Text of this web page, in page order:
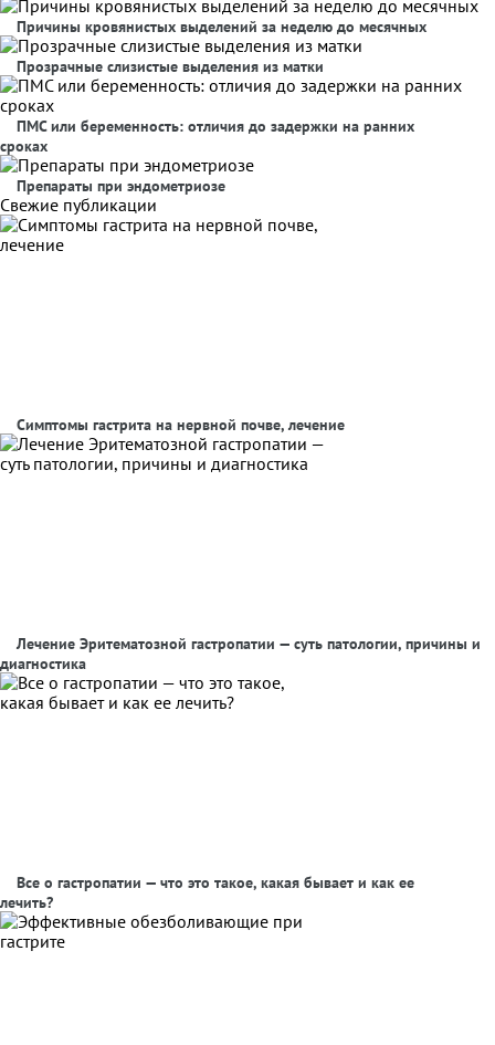
Причины кровянистых выделений за неделю до месячных
Прозрачные слизистые выделения из матки
ПМС или беременность: отличия до задержки на ранних
сроках
Препараты при эндометриозе
Свежие публикации
Симптомы гастрита на нервной почве, лечение
Лечение Эритематозной гастропатии — суть патологии, причины и
диагностика
Все о гастропатии — что это такое, какая бывает и как ее
лечить?